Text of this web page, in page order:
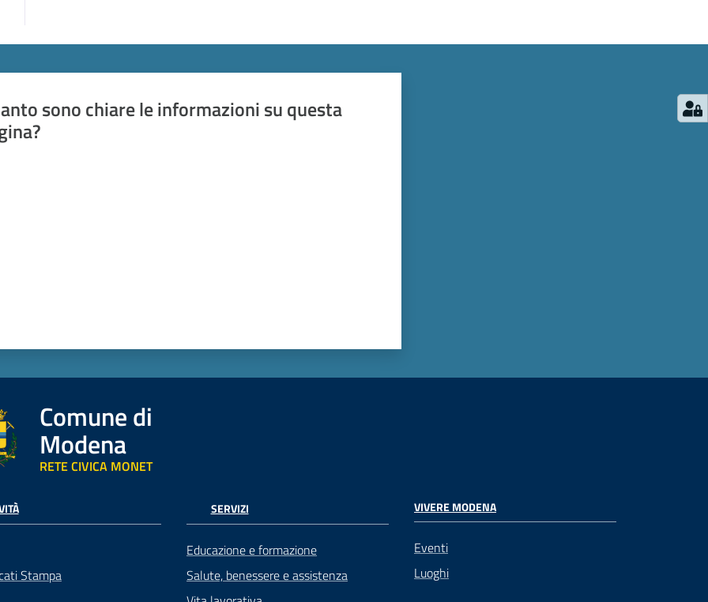
sono chiare le informazioni su questa
Comune di
Modena
RETE CIVICA MONET
Stampa
SERVIZI
Educazione e formazione
Salute, benessere e assistenza
VIVERE MODENA
Eventi
Luoghi